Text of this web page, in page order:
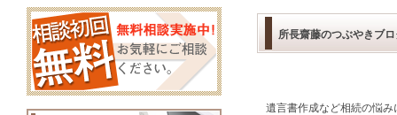
所長齋藤のつぶやきブ
遺言書作成など相続の悩